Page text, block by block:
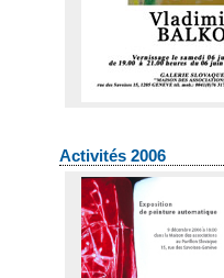
Activités 2006